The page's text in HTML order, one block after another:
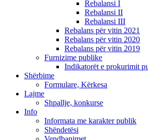
Rebalansi I
Rebalansi II
Rebalansi III
Rebalans për vitin 2021
Rebalans për vitin 2020
Rebalans për vitin 2019
Furnizime publike
Indikatorët e prokurimit
Shërbime
Formulare, Kërkesa
Lajme
Shpallje, konkurse
Info
Informata me karakter publik
Shëndetësi